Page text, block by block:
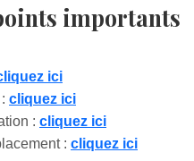
importants
ici
cliquez ici
: cliquez ici
: cliquez ici